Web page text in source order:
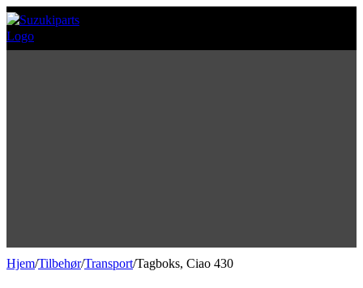
Hjem/Tilbehør/Transport/Tagboks, Ciao 430